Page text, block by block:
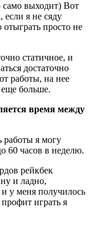
само выходит) Вот
если я не сяду
просто не
статичное, и
достаточно
работы, на нее
больше.
время между
работы я могу
60 часов в неделю.
рейкбек
и ладно,
у меня получилось
играть я